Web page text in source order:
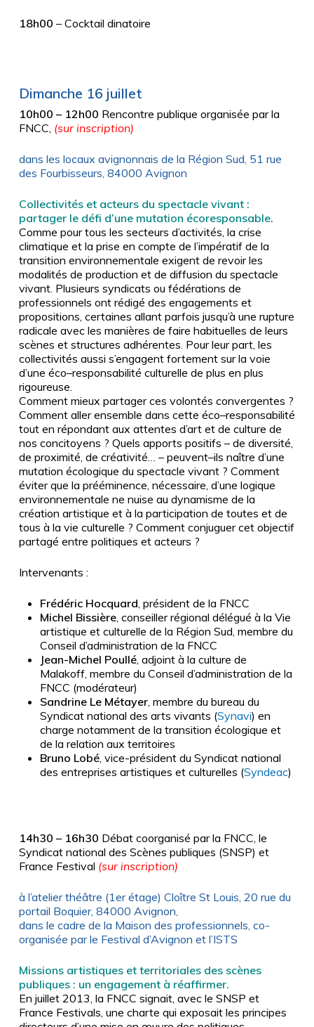
18h00 – Cocktail dinatoire
Dimanche 16 juillet
10h00 – 12h00 Rencontre publique organisée par la
FNCC, (sur inscription)
dans les locaux avignonnais de la Région Sud, 51 rue
des Fourbisseurs, 84000 Avignon
Collectivités et acteurs du spectacle vivant :
partager le défi d’une mutation écoresponsable.
Comme pour tous les secteurs d’activités, la crise
climatique et la prise en compte de l’impératif de la
transition environnementale exigent de revoir les
modalités de production et de diffusion du spectacle
vivant. Plusieurs syndicats ou fédérations de
professionnels ont rédigé des engagements et
propositions, certaines allant parfois jusqu’à une rupture
radicale avec les manières de faire habituelles de leurs
scènes et structures adhérentes. Pour leur part, les
collectivités aussi s’engagent fortement sur la voie
d’une éco–responsabilité culturelle de plus en plus
rigoureuse.
Comment mieux partager ces volontés convergentes ?
Comment aller ensemble dans cette éco–responsabilité
tout en répondant aux attentes d’art et de culture de
nos concitoyens ? Quels apports positifs – de diversité,
de proximité, de créativité…
– peuvent–ils naître d’une
mutation écologique du spectacle vivant ? Comment
éviter que la prééminence, nécessaire, d’une logique
environnementale ne nuise au dynamisme de la
création artistique et à la participation de toutes et de
tous à la vie culturelle ? Comment conjuguer cet objectif
partagé entre politiques et acteurs ?
Intervenants :
Frédéric Hocquard , président de la FNCC
Michel Bissière, conseiller régional délégué à la Vie
artistique et culturelle de la Région Sud, membre du
Conseil d’administration de la FNCC
Jean-Michel Poullé, adjoint à la culture de
Malakoff, membre du Conseil d’administration de la
FNCC (modérateur)
Sandrine Le Métayer, membre du bureau du
Syndicat national des arts vivants (Synavi) en
charge notamment de la transition écologique et
de la relation aux territoires
Bruno Lobé, vice-président du Syndicat national
des entreprises artistiques et culturelles (Syndeac)
14h30 – 16h30 Débat coorganisé par la FNCC, le
Syndicat national des Scènes publiques (SNSP) et
France Festival (sur inscription)
à l’atelier théâtre (1er étage) Cloître St Louis, 20 rue du
portail Boquier, 84000 Avignon,
dans le cadre de la Maison des professionnels, co-
organisée par le Festival d’Avignon et l’ISTS
Missions artistiques et territoriales des scènes
publiques : un engagement à réaffirmer.
En juillet 2013, la FNCC signait, avec le SNSP et
France Festivals, une charte qui exposait les principes